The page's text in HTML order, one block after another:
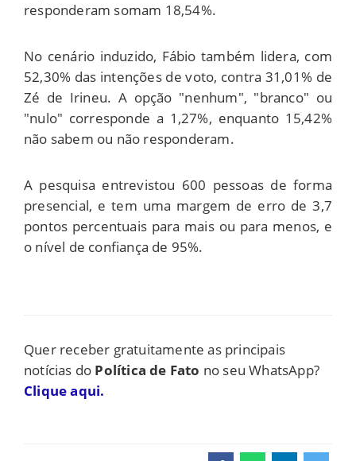
responderam somam 18,54%.
No cenário induzido, Fábio também lidera, com
52,30% das intenções de voto, contra 31,01% de
Zé de Irineu. A opção "nenhum", "branco" ou
"nulo" corresponde a 1,27%, enquanto 15,42%
não sabem ou não responderam.
A pesquisa entrevistou 600 pessoas de forma
presencial, e tem uma margem de erro de 3,7
pontos percentuais para mais ou para menos, e
o nível de confiança de 95%.
Quer receber gratuitamente as principais
notícias do Política de Fato no seu WhatsApp?
Clique aqui.